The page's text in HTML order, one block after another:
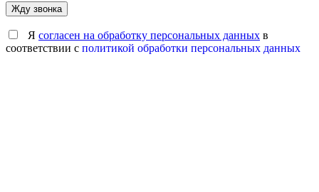
Жду звонка
Я согласен на обработку персональных данных в
соответствии с политикой обработки персональных данных